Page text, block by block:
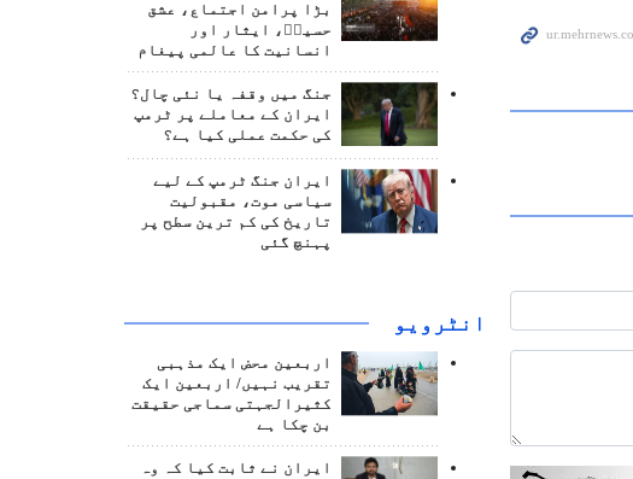
بڑا پرامن اجتماع، عشق
حسینؑ، ایثار اور
انسانیت کا عالمی پیغام
جنگ میں وقفہ یا نئی چال؟
ایران کے معاملے پر ٹرمپ
کی حکمت عملی کیا ہے؟
ایران جنگ ٹرمپ کے لیے
سیاسی موت، مقبولیت
تاریخ کی کم ترین سطح پر
پہنچ گئی
انٹرويو
اربعین محض ایک مذہبی
تقریب نہیں/ اربعین ایک
کثیرالجہتی سماجی حقیقت
بن چکا ہے
ایران نے ثابت کیا کہ وہ